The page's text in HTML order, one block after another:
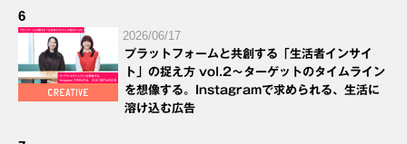
6
2026/06/17
プラットフォームと共創する「生活者インサイ
ト」の捉え方 vol.2～ターゲットのタイムライン
を想像する。Instagramで求められる、生活に
溶け込む広告